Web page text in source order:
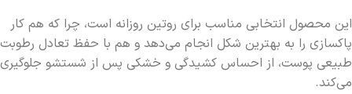
این محصول انتخابی مناسب برای روتین روزانه است، چرا که هم کار
پاکسازی را به بهترین شکل انجام می‌دهد و هم با حفظ تعادل رطوبت
طبیعی پوست، از احساس کشیدگی و خشکی پس از شستشو جلوگیری
می‌کند.